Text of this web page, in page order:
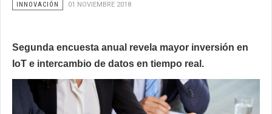
INNOVACIÓN 01 NOVIEMBRE 2018
Segunda encuesta anual revela mayor inversión en
IoT e intercambio de datos en tiempo real.